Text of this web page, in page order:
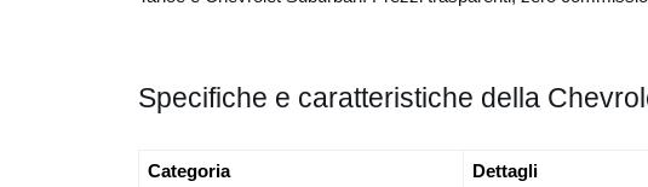
Specifiche e caratteristiche della
Categoria Dettagli